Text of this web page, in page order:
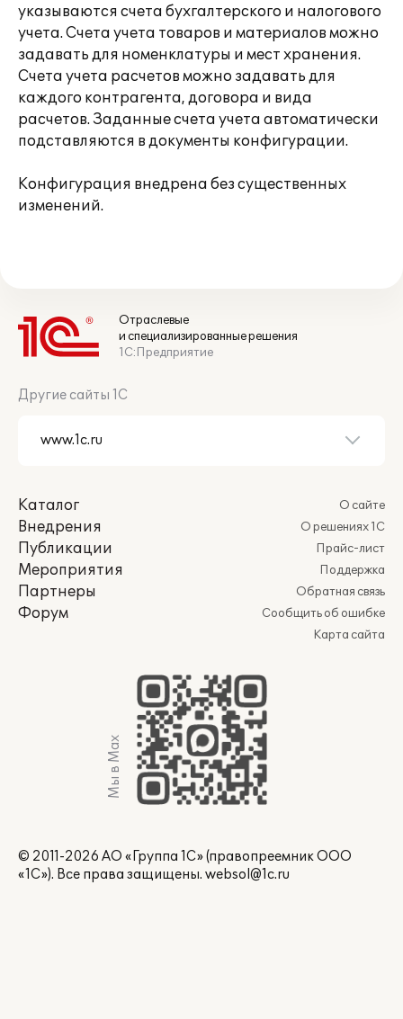
указываются счета бухгалтерского и налогового
учета. Счета учета товаров и материалов можно
задавать для номенклатуры и мест хранения.
Счета учета расчетов можно задавать для
каждого контрагента, договора и вида
расчетов. Заданные счета учета автоматически
подставляются в документы конфигурации.
Конфигурация внедрена без существенных
изменений.
Отраслевые
и специализированные решения
1С:Предприятие
Другие сайты 1С
Каталог
Внедрения
Публикации
Мероприятия
Партнеры
Форум
О сайте
О решениях 1С
Прайс-лист
Поддержка
Обратная связь
Сообщить об ошибке
Карта сайта
Мы в Max
© 2011-2026 АО «Группа 1С» (правопреемник ООО
«1С»). Все права защищены. websol@1c.ru